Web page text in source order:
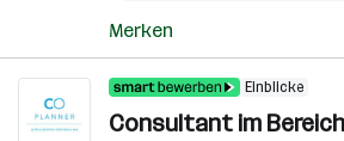
Merken
Einblicke
Consultant im